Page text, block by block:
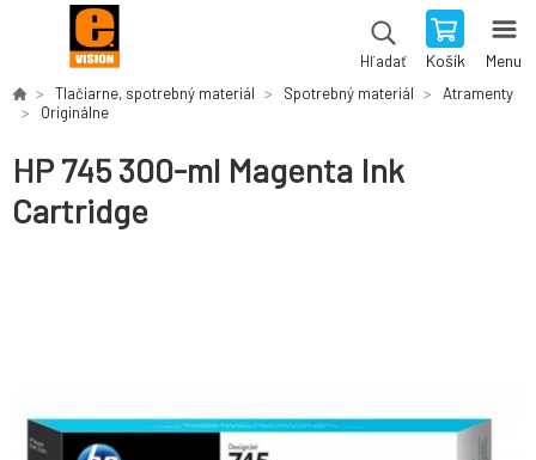
Hľadať Košík Menu
Tlačiarne, spotrebný materiál Spotrebný materiál
Atramenty
Originálne
HP 745 300-ml Magenta Ink
Cartridge